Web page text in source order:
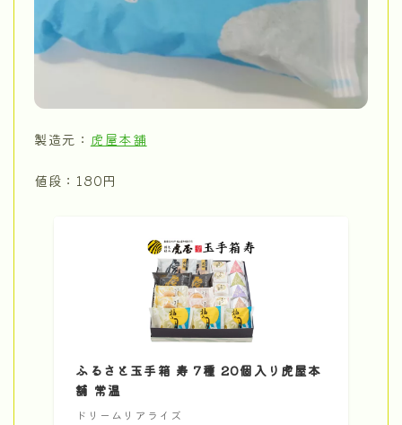
製造元： 虎屋本舗
値段：180円
ふるさと玉手箱 寿 7種 20個入り虎屋本
舗 常温
ドリームリアライズ